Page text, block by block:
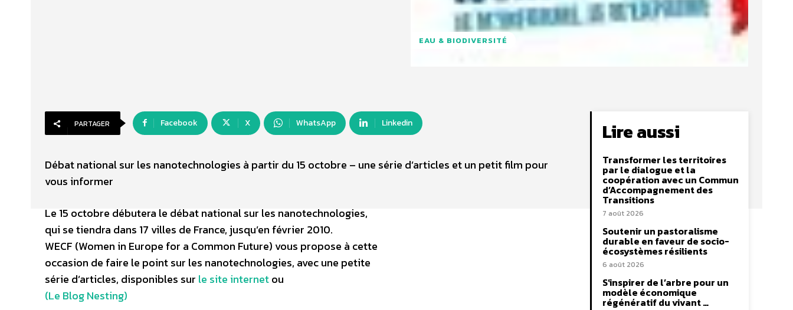
EAU & BIODIVERSITÉ
PARTAGER Facebook X WhatsApp Linkedin
Débat national sur les nanotechnologies à partir du 15 octobre – une série d’articles et un petit film pour
vous informer
Le 15 octobre débutera le débat national sur les nanotechnologies,
qui se tiendra dans 17 villes de France, jusqu’en février 2010.
WECF (Women in Europe for a Common Future) vous propose à cette
occasion de faire le point sur les nanotechnologies, avec une petite
série d’articles, disponibles sur le site internetou
(Le Blog Nesting)
Lire aussi
Transformer les territoires
par le dialogue et la
coopération avec un Commun
d’Accompagnement des
Transitions
7 août 2026
Soutenir un pastoralisme
durable en faveur de socio-
écosystèmes résilients
6 août 2026
S’inspirer de l’arbre pour un
modèle économique
régénératif du vivant …